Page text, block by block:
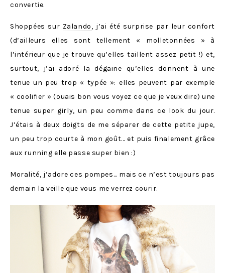
convertie.
Shoppées sur Zalando, j’ai été surprise par leur confort
(d’ailleurs elles sont tellement « molletonnées » à
l’intérieur que je trouve qu’elles taillent assez petit !) et,
surtout, j’ai adoré la dégaine qu’elles donnent à une
tenue un peu trop « typée »: elles peuvent par exemple
« coolifier » (ouais bon vous voyez ce que je veux dire) une
tenue super girly, un peu comme dans ce look du jour.
J’étais à deux doigts de me séparer de cette petite jupe,
un peu trop courte à mon goût… et puis finalement grâce
aux running elle passe super bien :)
Moralité, j’adore ces pompes… mais ce n’est toujours pas
demain la veille que vous me verrez courir.